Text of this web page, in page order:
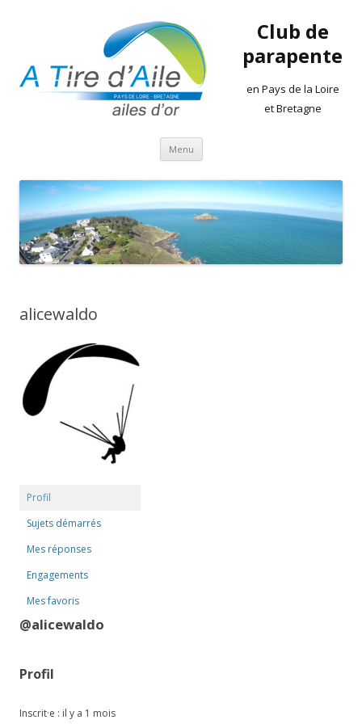
Club de
parapente
en Pays de la Loire
et Bretagne
Menu Aller
contenu
alicewaldo
Profil
Sujets démarrés
Mes réponses
Engagements
Mes favoris
@alicewaldo
Profil
Inscrit·e : il y a 1 mois